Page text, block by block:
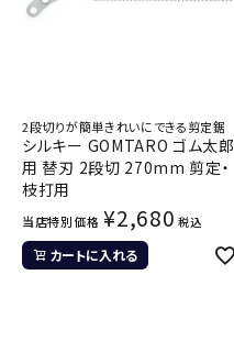
2段切りが簡単きれいにできる剪定鋸
シルキー GOMTARO ゴム太郎
用 替刃 2段切 270mm 剪定・
枝打用
当店特別価格 ¥2,680 税込
カートに入れる